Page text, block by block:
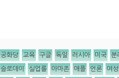
공화당 교육 구글 독일 러시아 미국 분
슬로데이 실업률 아마존 애플 언론 여성